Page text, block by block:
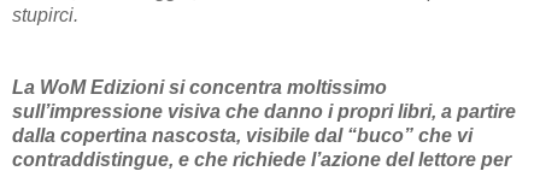
stupirci.
La WoM Edizioni si concentra moltissimo
sull’impressione visiva che danno i propri libri, a partire
dalla copertina nascosta, visibile dal “buco” che vi
contraddistingue, e che richiede l’azione del lettore per